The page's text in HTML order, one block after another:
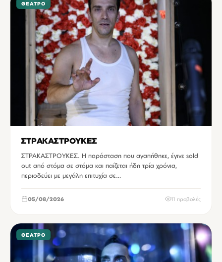
ΘΈΑΤΡΟ
ΣΤΡΑΚΑΣΤΡΟΥΚΕΣ
ΣΤΡΑΚΑΣΤΡΟΥΚΕΣ. Η παράσταση που αγαπήθηκε, έγινε sold
out από στόμα σε στόμα και παίζεται ήδη τρία χρόνια,
περιοδεύει με μεγάλη επιτυχία σε…
05/08/2026 11 προβολές
ΘΈΑΤΡΟ